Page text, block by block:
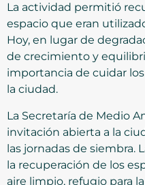
La actividad permitió
espacio que eran
Hoy, en lugar de
de crecimiento y
importancia de cuidar
la ciudad.
La Secretaría de Medio
invitación abierta a la
las jornadas de siembra.
la recuperación de los
aire limpio, refugio para